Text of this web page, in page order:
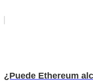
¿Puede Ethereum